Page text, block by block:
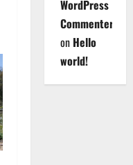
WordPress
Commenter
on Hello
world!